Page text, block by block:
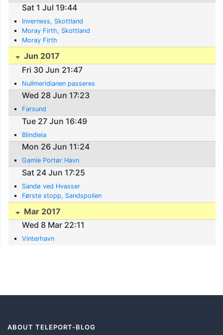
Sat 1 Jul 19:44
Inverness, Skottland
Moray Firth, Skottland
Moray Firth
Jun 2017
Fri 30 Jun 21:47
Nullmeridianen passeres
Wed 28 Jun 17:23
Farsund
Tue 27 Jun 16:49
Blindleia
Mon 26 Jun 11:24
Gamle Portør Havn
Sat 24 Jun 17:25
Sandø ved Hvasser
Første stopp, Sandspollen
Mar 2017
Wed 8 Mar 22:11
Vinterhavn
ABOUT TELEPORT-BLOG